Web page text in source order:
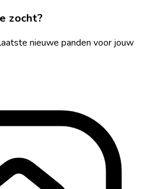
zocht?
nieuwe panden voor jouw